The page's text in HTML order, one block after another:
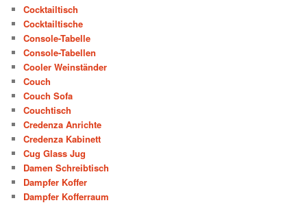
Cocktailtisch
Cocktailtische
Console-Tabelle
Console-Tabellen
Cooler Weinständer
Couch
Couch Sofa
Couchtisch
Credenza Anrichte
Credenza Kabinett
Cug Glass Jug
Damen Schreibtisch
Dampfer Koffer
Dampfer Kofferraum